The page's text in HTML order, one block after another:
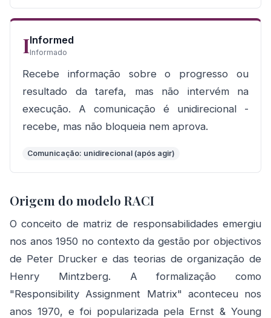
IInformed
Informado
Recebe informação sobre o progresso ou
resultado da tarefa, mas não intervém na
execução. A comunicação é unidirecional -
recebe, mas não bloqueia nem aprova.
Comunicação: unidirecional (após agir)
Origem do modelo RACI
O conceito de matriz de responsabilidades emergiu
nos anos 1950 no contexto da gestão por objectivos
de Peter Drucker e das teorias de organização de
Henry Mintzberg. A formalização como
"Responsibility Assignment Matrix" aconteceu nos
anos 1970, e foi popularizada pela Ernst & Young